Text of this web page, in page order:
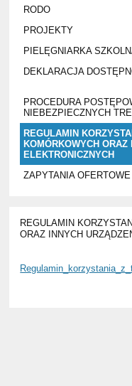
RODO
PROJEKTY
PIELĘGNIARKA
DEKLARACJA
PROCEDURA
NIEBEZPIECZNYCH
REGULAMIN
KOMÓRKOWYCH ORAZ
ELEKTRONICZNYCH
ZAPYTANIA OFERTOWE
REGULAMIN
ORAZ INNYCH